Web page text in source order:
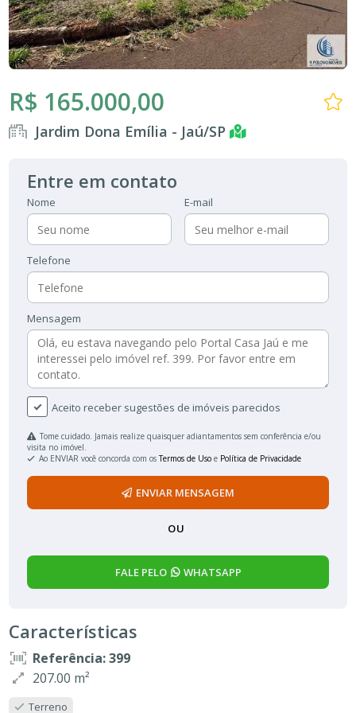
R$ 165.000,00
Jardim Dona Emília - Jaú/SP
Entre em contato
Nome E-mail
Telefone
Mensagem
Aceito receber sugestões de imóveis parecidos
Tome cuidado. Jamais realize quaisquer adiantamentos sem conferência e/ou
visita no imóvel.
Ao ENVIAR você concorda com osTermos de Uso e Política de Privacidade
ENVIAR MENSAGEM
OU
FALE PELO WHATSAPP
Características
Referência: 399
207.00 m²
Terreno